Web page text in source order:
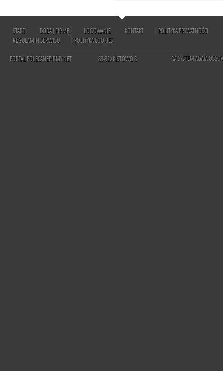
START DODAJ FIRMĘ LOGOWANIE KONTAKT
POLITYKA PRYWATNOŚCI
REGULAMIN SERWISU
POLITYKA COOKIES
PORTAL POLECANEFIRMY.NET 83-320 KISTOWO 8 © SYSTEM AGATA